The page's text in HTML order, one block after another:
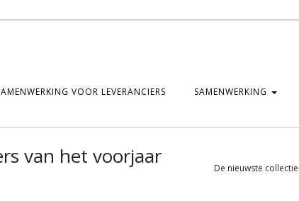
VOOR LEVERANCIERS SAMENWERKING
van het voorjaar De nieuwste